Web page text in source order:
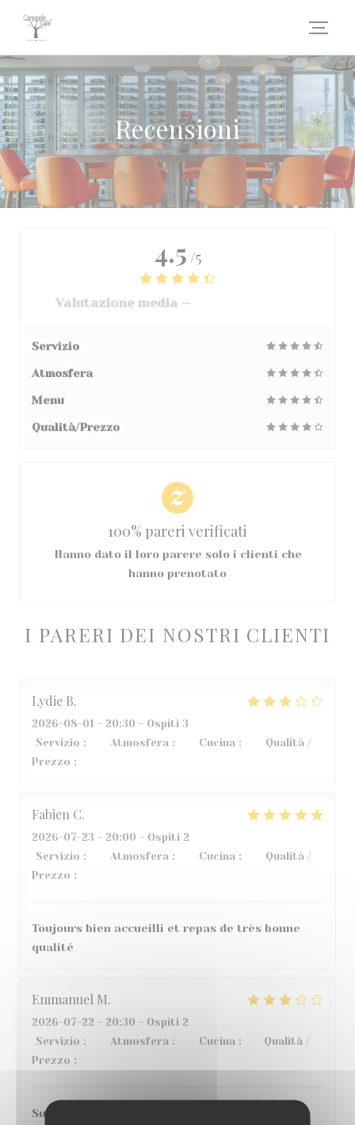
Recensioni
I PARERI DEI NOSTRI CLIENTI
Lydie B
2026-08-01 - 20:30 - Ospiti 3
Servizio : Atmosfera : Cucina :
Qualità /
Prezzo :
Fabien C
2026-07-23 - 20:00 - Ospiti 2
Servizio : Atmosfera : Cucina :
Qualità /
Prezzo :
Toujours bien accueilli et repas de très bonne
qualité
Emmanuel M
2026-07-22 - 20:30 - Ospiti 2
Servizio : Atmosfera : Cucina :
Qualità /
Prezzo :
Super accueil et service, bonne ambiance, en
4.5 /5
Valutazione media —
Servizio
Atmosfera
Menu
Qualità/Prezzo
100% pareri verificati
Hanno dato il loro parere solo i clienti che
hanno prenotato